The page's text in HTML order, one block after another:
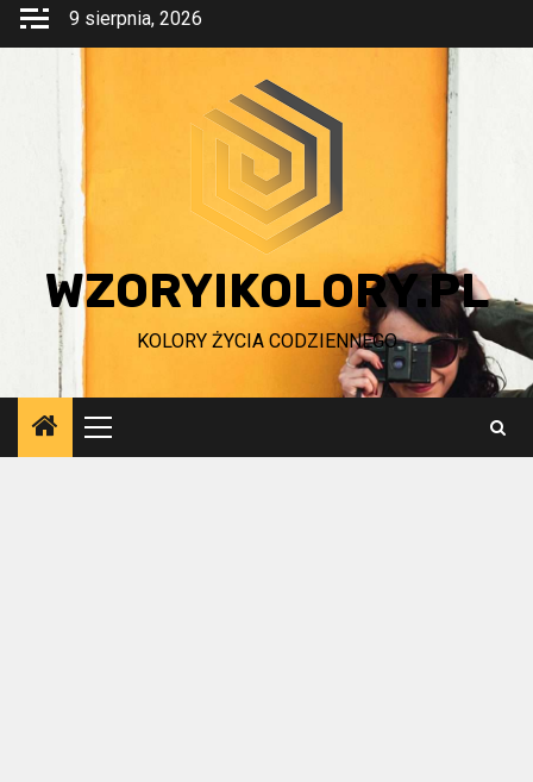
Przejdź
9 sierpnia, 2026
WZORYIKOLORY.PL
KOLORY ŻYCIA CODZIENNEGO
Menu
główne